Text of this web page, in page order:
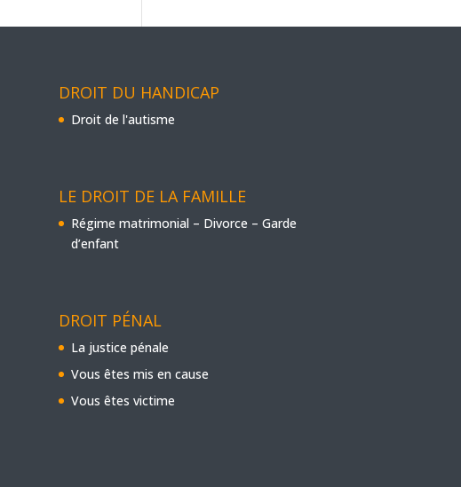
DROIT DU HANDICAP
Droit de l'autisme
LE DROIT DE LA FAMILLE
Régime matrimonial – Divorce – Garde
d’enfant
DROIT PÉNAL
La justice pénale
Vous êtes mis en cause
Vous êtes victime